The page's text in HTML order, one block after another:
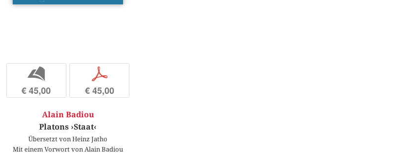
b
€ 45,00
p
€ 45,00
Alain Badiou
Platons ›Staat‹
Übersetzt von Heinz Jatho
Mit einem Vorwort von Alain Badiou